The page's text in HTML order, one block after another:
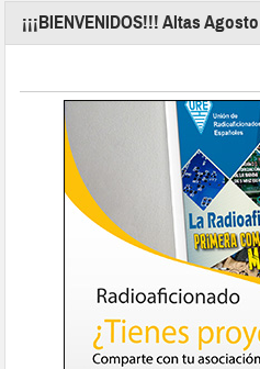
¡¡¡BIENVENIDOS!!! Altas